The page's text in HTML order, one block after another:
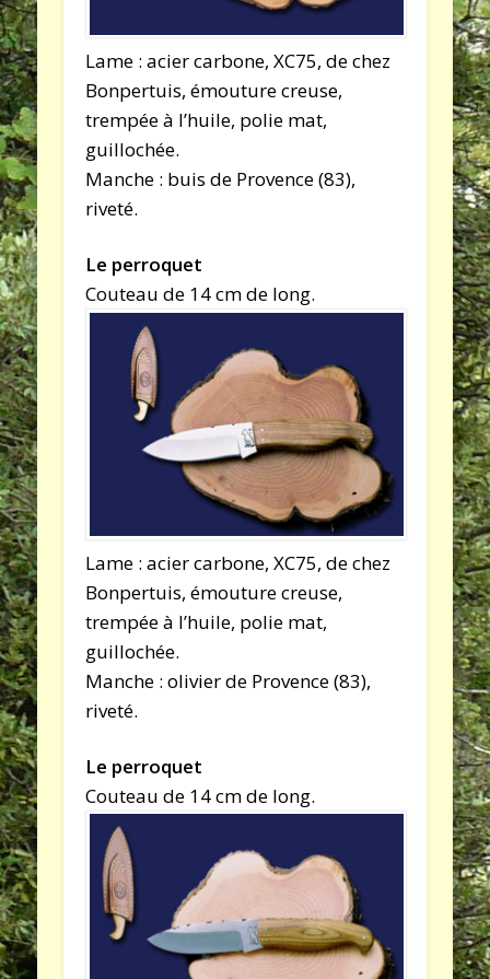
Lame : acier carbone, XC75, de chez
Bonpertuis, émouture creuse,
trempée à l’huile, polie mat,
guillochée.
Manche : buis de Provence (83),
riveté.
Le perroquet
Couteau de 14 cm de long.
Lame : acier carbone, XC75, de chez
Bonpertuis, émouture creuse,
trempée à l’huile, polie mat,
guillochée.
Manche : olivier de Provence (83),
riveté.
Le perroquet
Couteau de 14 cm de long.